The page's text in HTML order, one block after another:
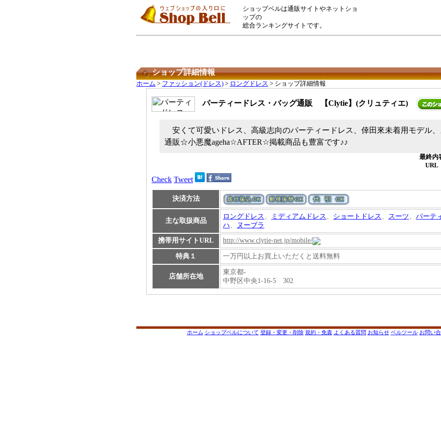
ショップベルは通販サイトやネットショ
ップの
総合ランキングサイトです。
ショップ詳細情報
ホーム > ファッション(ドレス) > ロングドレス > ショップ詳細情報
パーティードレス・バッグ通販 【Clytie】(クリュティエ)
安くて可愛いドレス、高級志向のパーティードレス、倖田來未着用モデル
通販☆小悪魔ageha☆AFTER☆掲載商品も豊富です♪♪
最終内
URL
Check Tweet
決済方法
主な取扱商品
ロングドレス 、 ミディアムドレス 、 ショートドレス 、 スーツ、 パーテ
ハ、 ヌーブラ
携帯用サイトURL http://www.clytie-net.jp/mobile/
特典１ 一万円以上お買上いただくと送料無料
店舗所在地
東京都-
中野区中央1-16-5 302
ホーム ショップベルについて 登録・変更・削除 規約・免責 よくある質問 お知らせ ベルツール お問い